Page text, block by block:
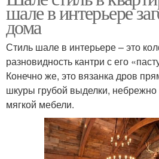
шале в интерьере
дома
Стиль шале в интерьере – это
разновидность кантри с его
Конечно же, это вязанка дров
шкуры грубой выделки,
мягкой мебели.